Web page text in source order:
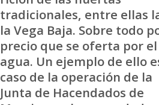
tradicionales, entre ellas
la Vega Baja. Sobre todo
precio que se oferta por el
agua. Un ejemplo de ello
caso de la operación de la
Junta de Hacendados de